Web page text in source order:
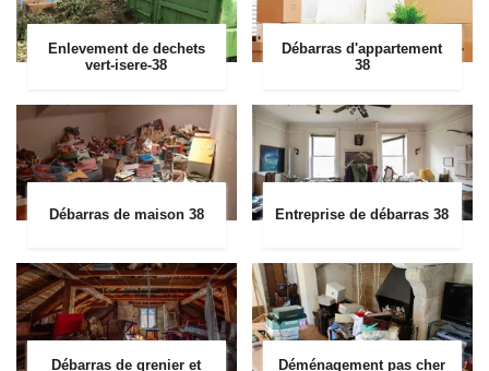
Enlevement de dechets
vert-isere-38
Débarras d'appartement
38
Débarras de maison 38 Entreprise de débarras 38
Débarras de grenier et Déménagement pas cher